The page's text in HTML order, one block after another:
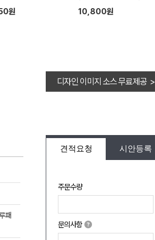
원 10,800원
디자인 이미지 소스 무료제공 >
견적요청 시안등록
주문수량
문의사항
패